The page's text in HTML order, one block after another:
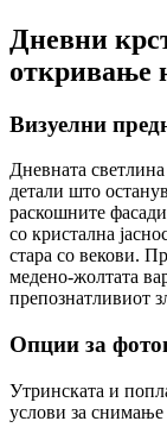
Дневни
откривање
Визуелни
Дневната
детали што
раскошните
со кристална
стара со векови.
медено-жолтата
препознатливиот
Опции за
Утринската и
услови за